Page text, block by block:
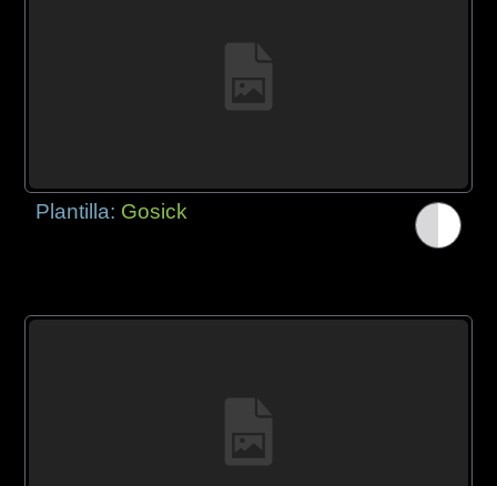
Plantilla: Gosick